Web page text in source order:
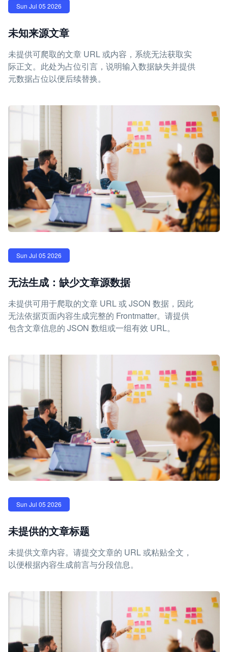
Sun Jul 05 2026
未知来源文章
未提供可爬取的文章 URL 或内容，系统无法获取实
际正文。此处为占位引言，说明输入数据缺失并提供
元数据占位以便后续替换。
Sun Jul 05 2026
无法生成：缺少文章源数据
未提供可用于爬取的文章 URL 或 JSON 数据，因此
无法依据页面内容生成完整的 Frontmatter。请提供
包含文章信息的 JSON 数组或一组有效 URL。
Sun Jul 05 2026
未提供的文章标题
未提供文章内容。请提交文章的 URL 或粘贴全文，
以便根据内容生成前言与分段信息。